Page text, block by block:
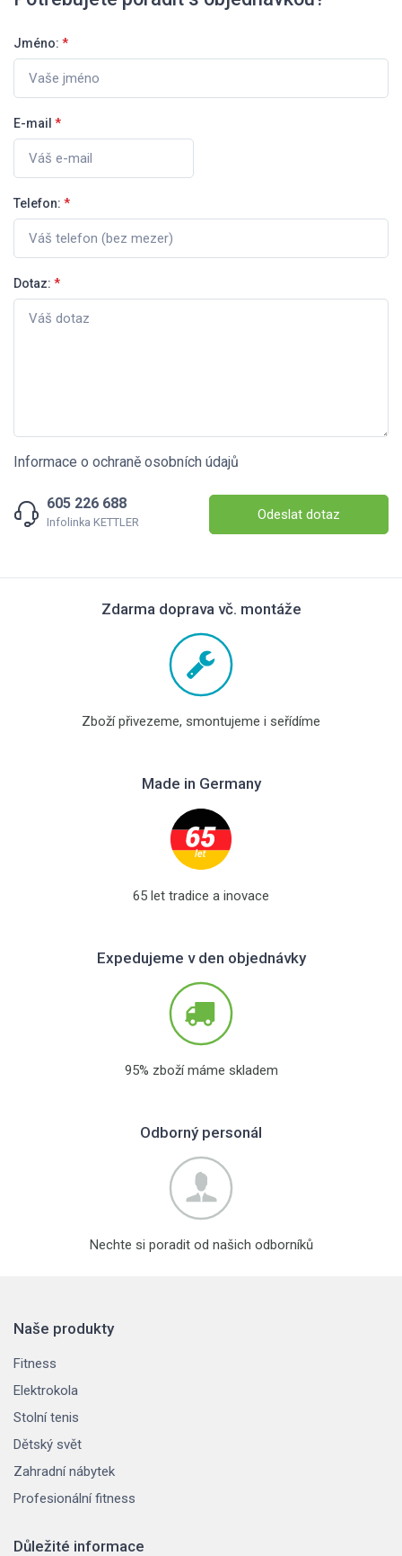
Jméno: *
E-mail *
Telefon: *
Dotaz: *
Informace o ochraně osobních údajů
605 226 688
Infolinka KETTLER Odeslat dotaz
Zdarma doprava vč. montáže
Zboží přivezeme, smontujeme i seřídíme
Made in Germany
65 let tradice a inovace
Expedujeme v den objednávky
95% zboží máme skladem
Odborný personál
Nechte si poradit od našich odborníků
Naše produkty
Fitness
Elektrokola
Stolní tenis
Dětský svět
Zahradní nábytek
Profesionální fitness
Důležité informace